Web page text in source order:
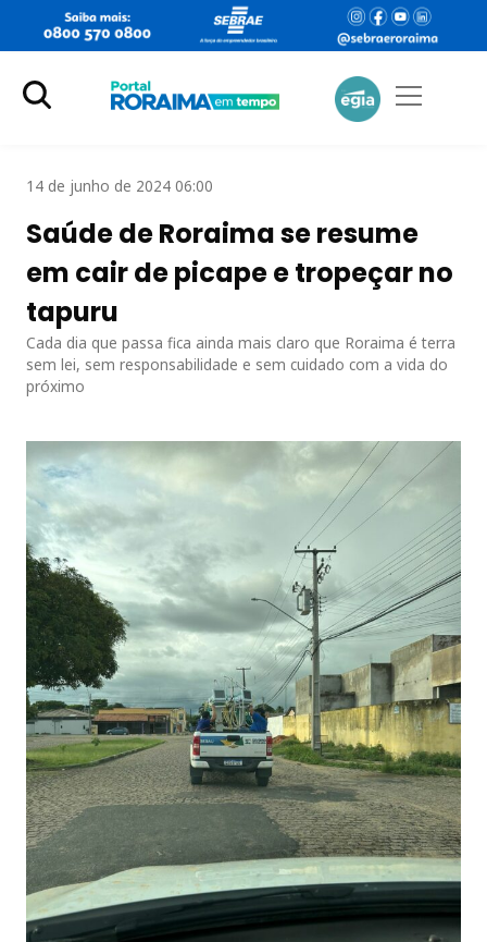
14 de junho de 2024 06:00
Saúde de Roraima se resume
em cair de picape e tropeçar no
tapuru
Cada dia que passa fica ainda mais claro que Roraima é terra
sem lei, sem responsabilidade e sem cuidado com a vida do
próximo